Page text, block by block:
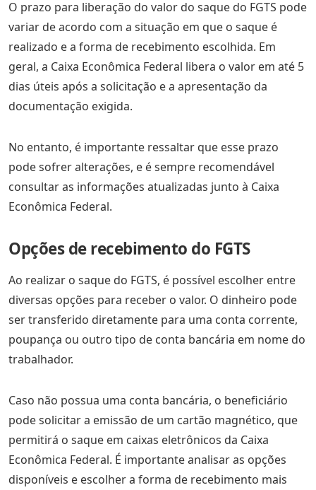
O prazo para liberação do valor do saque do FGTS pode
variar de acordo com a situação em que o saque é
realizado e a forma de recebimento escolhida. Em
geral, a Caixa Econômica Federal libera o valor em até 5
dias úteis após a solicitação e a apresentação da
documentação exigida.
No entanto, é importante ressaltar que esse prazo
pode sofrer alterações, e é sempre recomendável
consultar as informações atualizadas junto à Caixa
Econômica Federal.
Opções de recebimento do FGTS
Ao realizar o saque do FGTS, é possível escolher entre
diversas opções para receber o valor. O dinheiro pode
ser transferido diretamente para uma conta corrente,
poupança ou outro tipo de conta bancária em nome do
trabalhador.
Caso não possua uma conta bancária, o beneficiário
pode solicitar a emissão de um cartão magnético, que
permitirá o saque em caixas eletrônicos da Caixa
Econômica Federal. É importante analisar as opções
disponíveis e escolher a forma de recebimento mais